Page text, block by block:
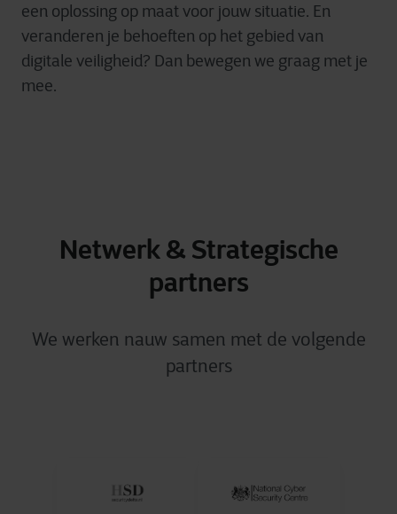
een oplossing op maat voor jouw situatie. En
veranderen je behoeften op het gebied van
digitale veiligheid? Dan bewegen we graag met je
mee.
Netwerk & Strategische
partners
We werken nauw samen met de volgende
partners